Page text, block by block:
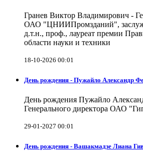
Гранев Виктор Владимирович -
ОАО "ЦНИИПромзданий",
д.т.н., проф., лауреат премии
области науки и техники
18-10-2026 00:01
День рождения - Пужайло Александр
День рождения Пужайло
Генерального директора ОАО
29-01-2027 00:01
День рождения - Вашакмадзе Лиана